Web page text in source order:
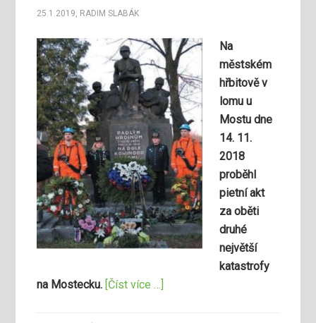
25.1.2019, RADIM SLABÁK
Na
městském
hřbitově v
lomu u
Mostu dne
14. 11.
2018
proběhl
pietní akt
za oběti
druhé
největší
katastrofy
na Mostecku. [Číst více …]